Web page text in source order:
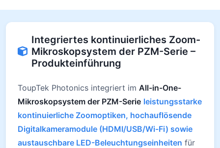
Integriertes kontinuierliches Zoom-
Mikroskopsystem der PZM-Serie –
Produkteinführung
ToupTek Photonics integriert im All-in-One-
Mikroskopsystem der PZM-Serie leistungsstarke
kontinuierliche Zoomoptiken, hochauflösende
Digitalkameramodule (HDMI/USB/Wi-Fi) sowie
austauschbare LED-Beleuchtungseinheiten für